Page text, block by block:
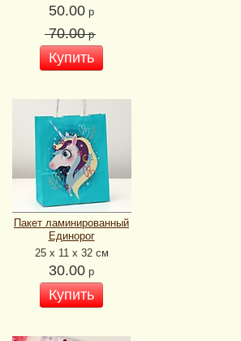
50.00 р
70.00 р
Купить
Пакет ламинированный
Единорог
25 х 11 х 32 см
30.00 р
Купить